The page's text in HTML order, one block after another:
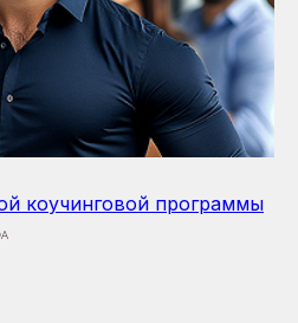
коучинговой программы